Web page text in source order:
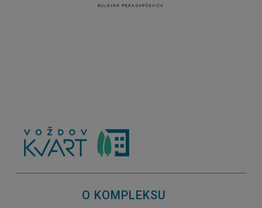
O KOMPLEKSU